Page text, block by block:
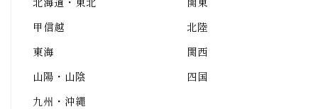
甲信越
北陸
東海
関西
山陽・山陰
四国
九州・沖縄